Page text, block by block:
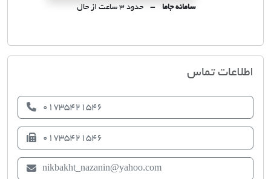
سامانه جاما حدود ۳ ساعت از حال
اطلاعات تماس
01735421546
01735421546
nikbakht_nazanin@yahoo.com